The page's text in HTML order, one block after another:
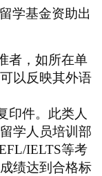
学基金资助出
者，如所在单
以反映其外语
印件。此类人
学人员培训部
IELTS等考
绩达到合格标